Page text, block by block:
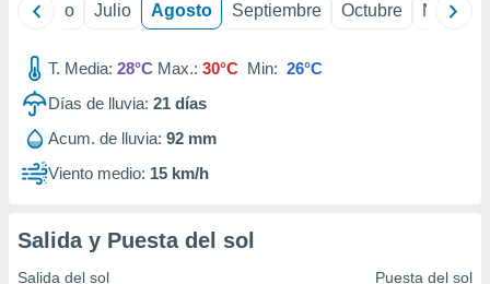
1199
Junio Julio Agosto Septiembre Octubre
T. Media: 28°C Max.: 30°C Min: 26°C
Días de lluvia: 21 días
Acum. de lluvia: 92 mm
Viento medio: 15 km/h
Salida y Puesta del sol
Salida del sol Puesta del sol